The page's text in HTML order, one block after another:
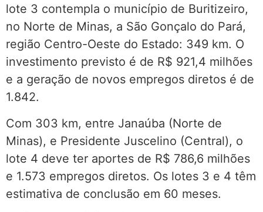
lote 3 contempla o município de Buritizeiro,
no Norte de Minas, a São Gonçalo do Pará,
região Centro-Oeste do Estado: 349 km. O
investimento previsto é de R$ 921,4 milhões
e a geração de novos empregos diretos é de
1.842.
Com 303 km, entre Janaúba (Norte de
Minas), e Presidente Juscelino (Central), o
lote 4 deve ter aportes de R$ 786,6 milhões
e 1.573 empregos diretos. Os lotes 3 e 4 têm
estimativa de conclusão em 60 meses.